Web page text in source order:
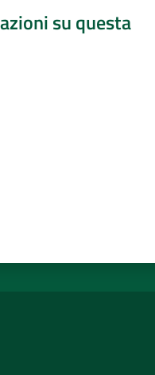
su questa